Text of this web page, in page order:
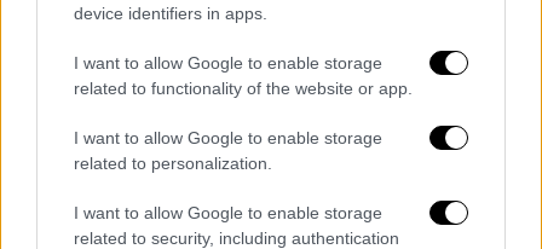
device identifiers in apps.
I want to allow Google to enable storage
related to functionality of the website or app.
I want to allow Google to enable storage
related to personalization.
I want to allow Google to enable storage
related to security, including authentication